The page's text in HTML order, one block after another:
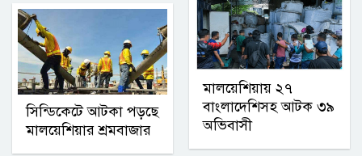
সিন্ডিকেটে আটকা পড়ছে
মালয়েশিয়ার শ্রমবাজার
মালয়েশিয়ায় ২৭
বাংলাদেশিসহ আটক ৩৯
অভিবাসী